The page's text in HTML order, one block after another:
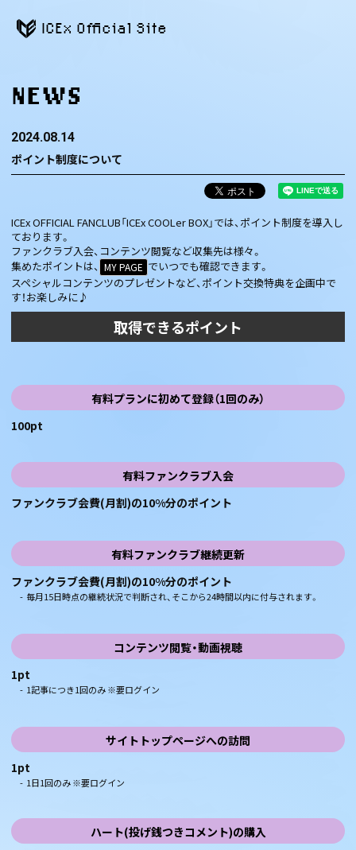
ICEx Official Site
NEWS
2024.08.14
ポイント制度について
ICEx OFFICIAL FANCLUB「ICEx COOLer BOX」では、ポイント制度を導入し
ております。
ファンクラブ入会、コンテンツ閲覧など収集先は様々。
集めたポイントは、 MY PAGE でいつでも確認できます。
スペシャルコンテンツのプレゼントなど、ポイント交換特典を企画中で
す！お楽しみに♪
取得できるポイント
有料プランに初めて登録（1回のみ）
100pt
有料ファンクラブ入会
ファンクラブ会費(月割)の10%分のポイント
有料ファンクラブ継続更新
ファンクラブ会費(月割)の10%分のポイント
- 毎月15日時点の継続状況で判断され、そこから24時間以内に付与されます。
コンテンツ閲覧・動画視聴
1pt
- 1記事につき1回のみ ※要ログイン
サイトトップページへの訪問
1pt
- 1日1回のみ ※要ログイン
ハート(投げ銭つきコメント)の購入